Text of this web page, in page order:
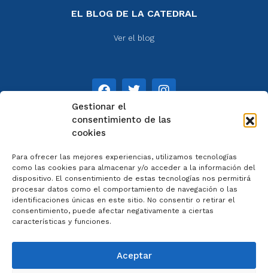
Gestionar el
consentimiento de las
cookies
Para ofrecer las mejores experiencias, utilizamos tecnologías
como las cookies para almacenar y/o acceder a la información del
dispositivo. El consentimiento de estas tecnologías nos permitirá
procesar datos como el comportamiento de navegación o las
identificaciones únicas en este sitio. No consentir o retirar el
consentimiento, puede afectar negativamente a ciertas
características y funciones.
Aceptar
EL BLOG DE LA CATEDRAL
Ver el blog
Aviso legal
Política de privacidad
Cookies
Colaboradores
Condiciones generales